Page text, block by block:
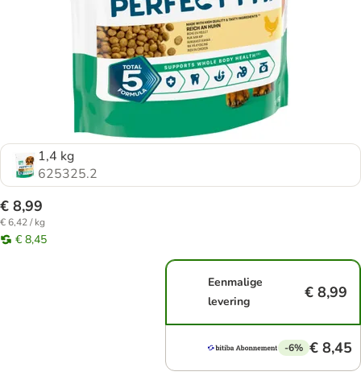
1,4 kg
625325.2
€ 8,99
€ 6,42 / kg
€ 8,45
Eenmalige
levering
€ 8,99
-6% € 8,45